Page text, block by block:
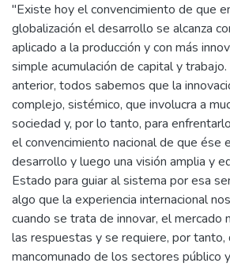
"Existe hoy el convencimiento de que
globalización el desarrollo se alcanza
aplicado a la producción y con más
simple acumulación de capital y
anterior, todos sabemos que la
complejo, sistémico, que involucra a
sociedad y, por lo tanto, para
el convencimiento nacional de que ése
desarrollo y luego una visión amplia y
Estado para guiar al sistema por esa
algo que la experiencia internacional
cuando se trata de innovar, el mercado
las respuestas y se requiere, por tanto,
mancomunado de los sectores público